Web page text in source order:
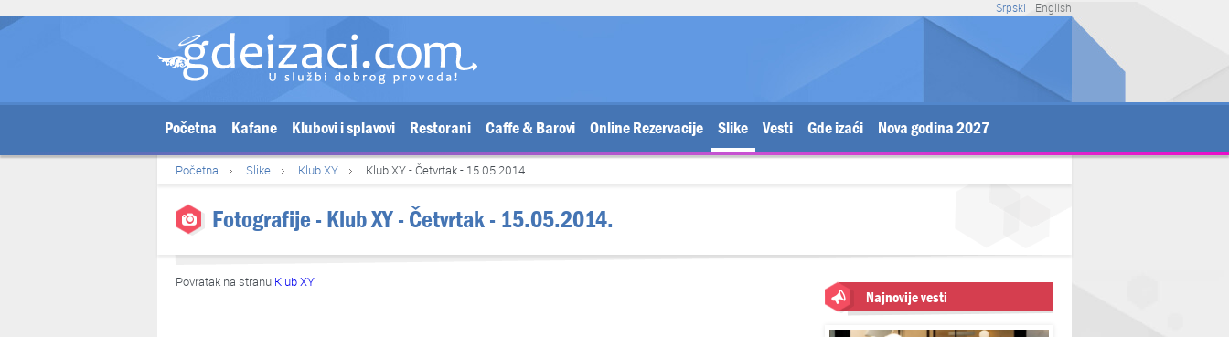
English
Srpski
Početna Kafane Klubovi i splavovi Restorani Caffe & Barovi Online Rezervacije Slike Vesti Gde izaći Nova godina 2027
Početna Slike Klub XY Klub XY - Četvrtak - 15.05.2014.
Fotografije - Klub XY - Četvrtak - 15.05.2014.
Povratak na stranu Klub XY
Najnovije vesti